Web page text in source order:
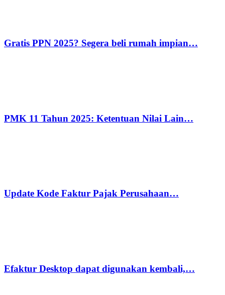
Gratis PPN 2025? Segera beli rumah impian…
PMK 11 Tahun 2025: Ketentuan Nilai Lain…
Update Kode Faktur Pajak Perusahaan…
Efaktur Desktop dapat digunakan kembali,…